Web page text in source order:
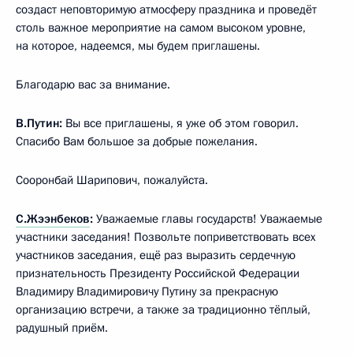
создаст неповторимую атмосферу праздника и проведёт
столь важное мероприятие на самом высоком уровне,
на которое, надеемся, мы будем приглашены.
Благодарю вас за внимание.
В.Путин: Вы все приглашены, я уже об этом говорил.
Спасибо Вам большое за добрые пожелания.
Сооронбай Шарипович, пожалуйста.
С.Жээнбеков: Уважаемые главы государств! Уважаемые
участники заседания! Позвольте поприветствовать всех
участников заседания, ещё раз выразить сердечную
признательность Президенту Российской Федерации
Владимиру Владимировичу Путину за прекрасную
организацию встречи, а также за традиционно тёплый,
радушный приём.